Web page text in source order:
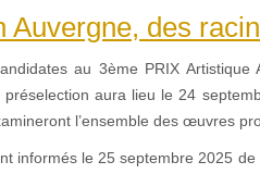
Auvergne, des
au 3ème PRIX Artistique
préselection aura lieu le 24
l’ensemble des œuvres
informés le 25 septembre 2025